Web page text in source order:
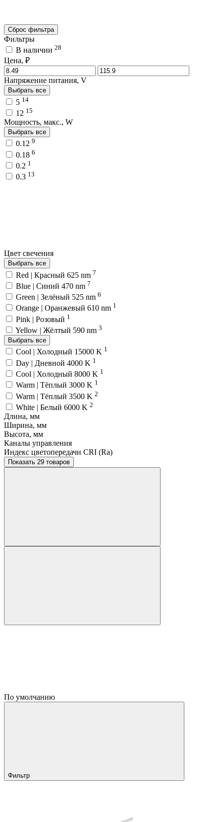
Сброс фильтра
Фильтры
В наличии 28
Цена, ₽
Напряжение питания, V
Выбрать все
5 14
12 15
Мощность, макс., W
Выбрать все
0.12 9
0.18 6
0.2 1
0.3 13
Цвет свечения
Выбрать все
Red | Красный 625 nm 7
Blue | Синий 470 nm 7
Green | Зелёный 525 nm 6
Orange | Оранжевый 610 nm 1
Pink | Розовый 1
Yellow | Жёлтый 590 nm 3
Выбрать все
Cool | Холодный 15000 K 1
Day | Дневной 4000 K 1
Cool | Холодный 8000 K 1
Warm | Тёплый 3000 K 1
Warm | Тёплый 3500 K 2
White | Белый 6000 K 2
Длина, мм
Ширина, мм
Высота, мм
Каналы управления
Индекс цветопередачи CRI (Ra)
Показать 29 товаров
По умолчанию
Фильтр